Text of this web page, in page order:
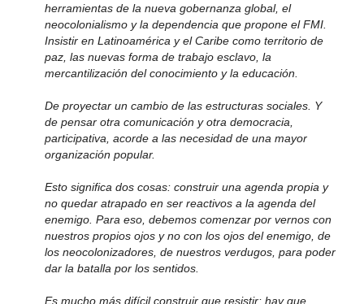
herramientas de la nueva gobernanza global, el
neocolonialismo y la dependencia que propone el FMI.
Insistir en Latinoamérica y el Caribe como territorio de
paz, las nuevas forma de trabajo esclavo, la
mercantilización del conocimiento y la educación.
De proyectar un cambio de las estructuras sociales. Y
de pensar otra comunicación y otra democracia,
participativa, acorde a las necesidad de una mayor
organización popular.
Esto significa dos cosas: construir una agenda propia y
no quedar atrapado en ser reactivos a la agenda del
enemigo. Para eso, debemos comenzar por vernos con
nuestros propios ojos y no con los ojos del enemigo, de
los neocolonizadores, de nuestros verdugos, para poder
dar la batalla por los sentidos.
Es mucho más difícil construir que resistir: hay que